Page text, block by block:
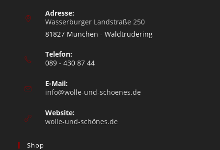
Adresse:
Wasserburger Landstraße 250
81827 München - Waldtrudering
Telefon:
089 - 430 87 44
E-Mail:
info@wolle-und-schoenes.de
Website:
wolle-und-schönes.de
Shop